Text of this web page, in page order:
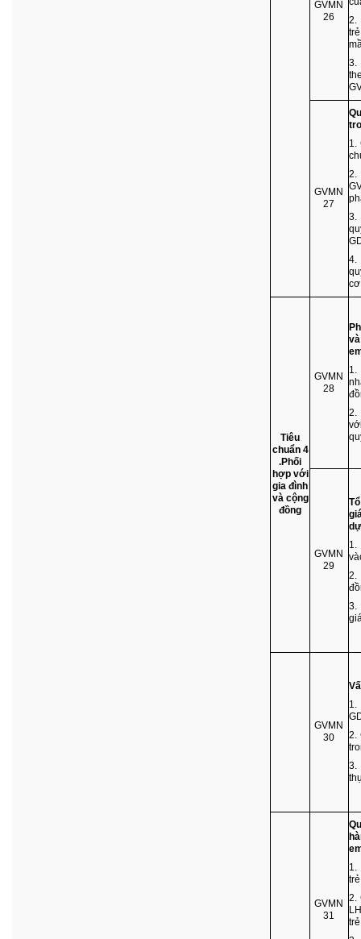
GVMN
26
2.
3.
GVMN
27
1.
2.
3.
4.
Tiêu
chuẩn 4
.Phối
hợp với
gia đình
và cộng
đồng
GVMN
28
1.
2.
GVMN
29
1.
2.
3.
GVMN
30
1.
2.
3.
GVMN
31
1.
2.